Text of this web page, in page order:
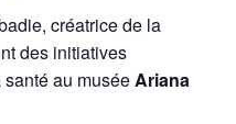
créatrice de la
des initiatives
au muséeAriana